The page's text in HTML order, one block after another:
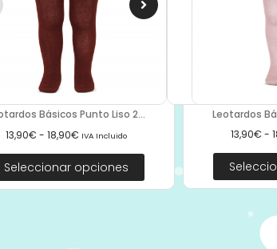
Básicos Punto Liso 2...
13,90€ - 18,90€ IVA Incluido
Seleccionar opciones
Leotardos
13,90€ -